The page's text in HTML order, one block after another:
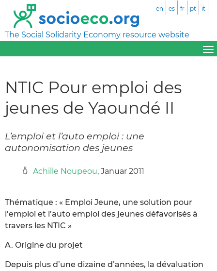
The Social Solidarity Economy resource website
en es fr pt it
NTIC Pour emploi des
jeunes de Yaoundé II
L’emploi et l’auto emploi : une
autonomisation des jeunes
Achille Noupeou, Januar 2011
Thématique : « Emploi Jeune, une solution pour
l’emploi et l’auto emploi des jeunes défavorisés à
travers les NTIC »
A. Origine du projet
Depuis plus d’une dizaine d’années, la dévaluation